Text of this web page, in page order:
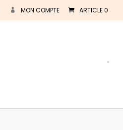
MON COMPTE ARTICLE 0